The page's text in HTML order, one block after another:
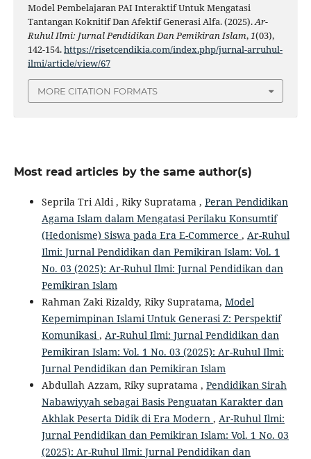
Model Pembelajaran PAI Interaktif Untuk Mengatasi
Tantangan Koknitif Dan Afektif Generasi Alfa. (2025).Ar-
Ruhul Ilmi: Jurnal Pendidikan Dan Pemikiran Islam,1(03),
142-154.https://risetcendikia.com/index.php/jurnal-arruhul-
ilmi/article/view/67
MORE CITATION FORMATS
Most read articles by the same author(s)
Seprila Tri Aldi , Riky Supratama , Peran Pendidikan
Agama Islam dalam Mengatasi Perilaku Konsumtif
(Hedonisme) Siswa pada Era E-Commerce , Ar-Ruhul
Ilmi: Jurnal Pendidikan dan Pemikiran Islam: Vol. 1
No. 03 (2025): Ar-Ruhul Ilmi: Jurnal Pendidikan dan
Pemikiran Islam
Rahman Zaki Rizaldy, Riky Supratama, Model
Kepemimpinan Islami Untuk Generasi Z: Perspektif
Komunikasi , Ar-Ruhul Ilmi: Jurnal Pendidikan dan
Pemikiran Islam: Vol. 1 No. 03 (2025): Ar-Ruhul Ilmi:
Jurnal Pendidikan dan Pemikiran Islam
Abdullah Azzam, Riky supratama , Pendidikan Sirah
Nabawiyyah sebagai Basis Penguatan Karakter dan
Akhlak Peserta Didik di Era Modern , Ar-Ruhul Ilmi:
Jurnal Pendidikan dan Pemikiran Islam: Vol. 1 No. 03
(2025): Ar-Ruhul Ilmi: Jurnal Pendidikan dan